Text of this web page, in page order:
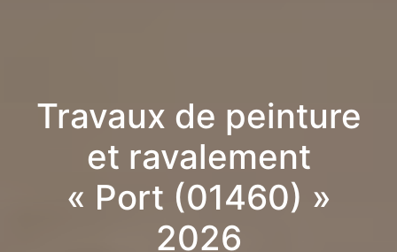
Travaux de peinture
et ravalement
« Port (01460) »
2026